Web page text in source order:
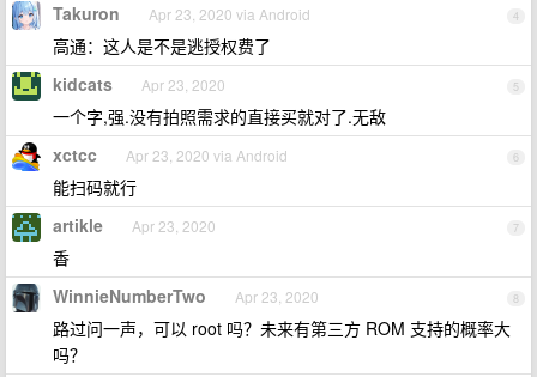
4
Takuron Apr 23, 2020 via Android
高通：这人是不是逃授权费了
5
kidcats Apr 23, 2020
一个字,强.没有拍照需求的直接买就对了.无敌
6
xctcc Apr 23, 2020 via Android
能扫码就行
7
artikle Apr 23, 2020
香
8
WinnieNumberTwo Apr 23, 2020
路过问一声，可以 root 吗？未来有第三方 ROM 支持的概率大
吗？